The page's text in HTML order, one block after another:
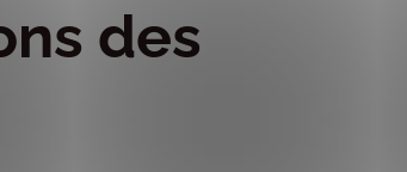
des